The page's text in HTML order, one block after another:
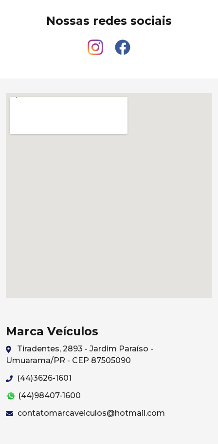
Nossas redes sociais
Marca Veículos
Tiradentes, 2893 - Jardim Paraíso -
Umuarama/PR - CEP 87505090
(44)3626-1601
(44)98407-1600
contatomarcaveiculos@hotmail.com